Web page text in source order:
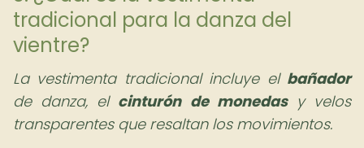
tradicional para la danza del
vientre?
La vestimenta tradicional incluye el bañador
de danza, el cinturón de monedasy velos
transparentes que resaltan los movimientos.